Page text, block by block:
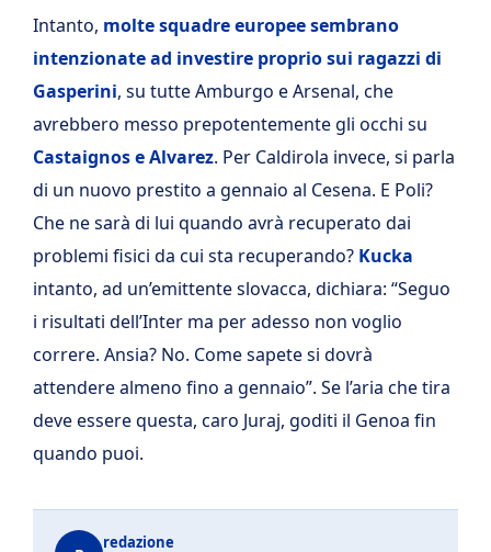
Intanto, molte squadre europee sembrano
intenzionate ad investire proprio sui ragazzi di
Gasperini, su tutte Amburgo e Arsenal, che
avrebbero messo prepotentemente gli occhi su
Castaignos e Alvarez. Per Caldirola invece, si parla
di un nuovo prestito a gennaio al Cesena. E Poli?
Che ne sarà di lui quando avrà recuperato dai
problemi fisici da cui sta recuperando? Kucka
intanto, ad un’emittente slovacca, dichiara: “Seguo
i risultati dell’Inter ma per adesso non voglio
correre. Ansia? No. Come sapete si dovrà
attendere almeno fino a gennaio”. Se l’aria che tira
deve essere questa, caro Juraj, goditi il Genoa fin
quando puoi.
redazione